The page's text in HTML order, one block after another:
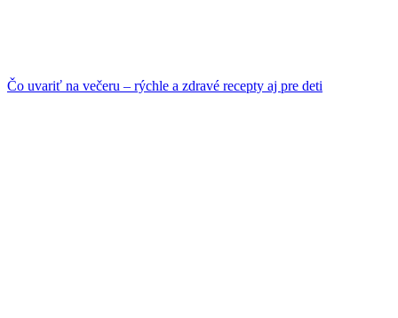
Čo uvariť na večeru – rýchle a zdravé recepty aj pre deti